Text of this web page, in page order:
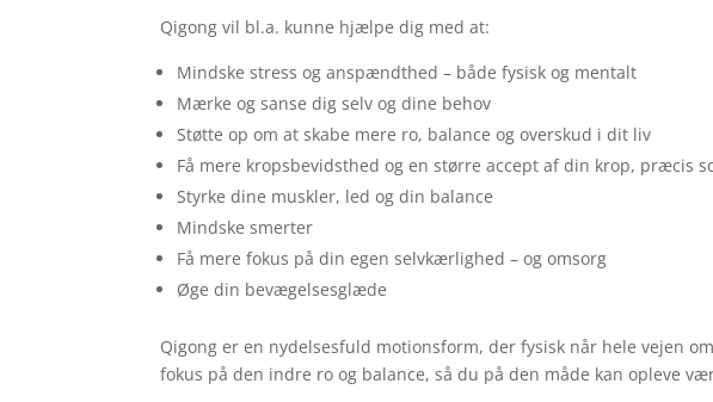
Qigong vil bl.a. kunne hjælpe dig med at:
Mindske stress og anspændthed – både fysisk og mentalt
Mærke og sanse dig selv og dine behov
Støtte op om at skabe mere ro, balance og overskud i dit liv
Få mere kropsbevidsthed og en større accept af din krop, præcis
Styrke dine muskler, led og din balance
Mindske smerter
Få mere fokus på din egen selvkærlighed – og omsorg
Øge din bevægelsesglæde
Qigong er en nydelsesfuld motionsform, der fysisk når hele vejen
fokus på den indre ro og balance, så du på den måde kan opleve